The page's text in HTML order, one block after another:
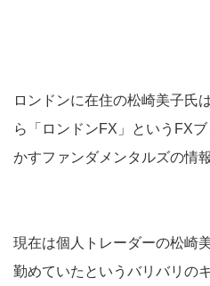
ロンドンに在住の松崎美子氏
ら「ロンドンFX」というFX
かすファンダメンタルズの情
現在は個人トレーダーの松崎
勤めていたというバリバリの